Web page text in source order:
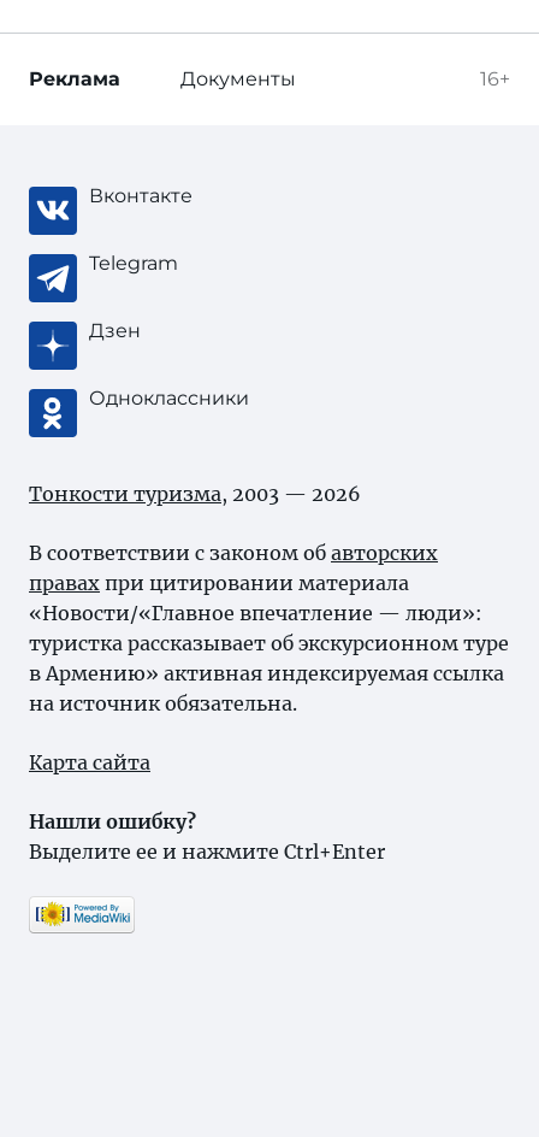
16+
Реклама Документы
Вконтакте
Telegram
Дзен
Одноклассники
Тонкости туризма, 2003 — 2026
В соответствии с законом об авторских
правах при цитировании материала
«Новости/«Главное впечатление — люди»:
туристка рассказывает об экскурсионном туре
в Армению» активная индексируемая ссылка
на источник обязательна.
Карта сайта
Нашли ошибку?
Выделите ее и нажмите Ctrl+Enter